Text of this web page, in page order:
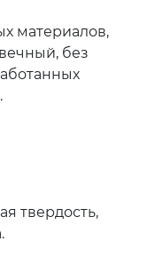
материалов,
без
твердость,